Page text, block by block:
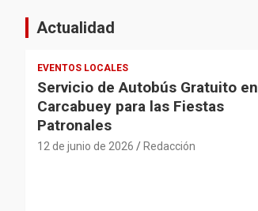
Actualidad
EVENTOS LOCALES
Servicio de Autobús Gratuito en
Carcabuey para las Fiestas
Patronales
12 de junio de 2026 Redacción